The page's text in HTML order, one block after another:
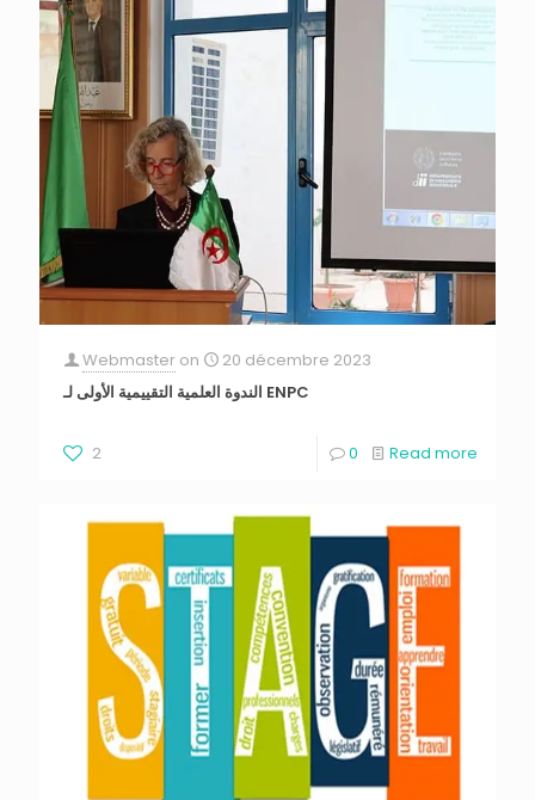
Webmaster on
20 décembre 2023
الندوة العلمية التقييمية الأولى لـ ENPC
2 0 Read more